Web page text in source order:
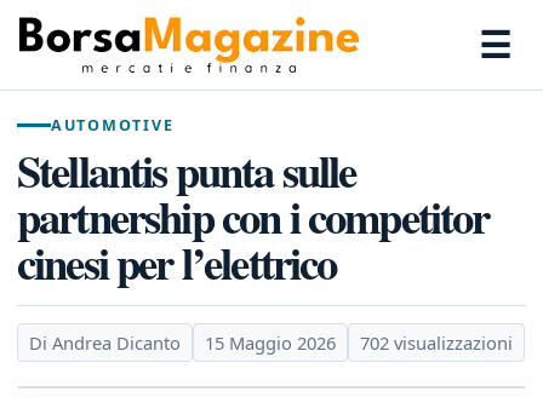
☰
AUTOMOTIVE
Stellantis punta sulle
partnership con i competitor
cinesi per l’elettrico
Di Andrea Dicanto 15 Maggio 2026 702 visualizzazioni